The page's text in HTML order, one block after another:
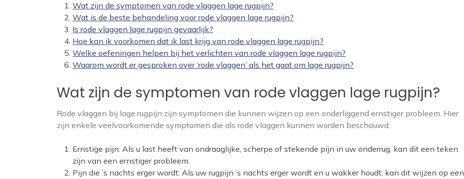
Wat zijn de symptomen van rode vlaggen lage rugpijn?
Wat is de beste behandeling voor rode vlaggen lage rugpijn?
Is rode vlaggen lage rugpijn gevaarlijk?
Hoe kan ik voorkomen dat ik last krijg van rode vlaggen lage rugpijn?
Welke oefeningen helpen bij het verlichten van rode vlaggen lage rugpijn?
Waarom wordt er gesproken over ‘rode vlaggen’ als het gaat om lage rugpijn?
Wat zijn de symptomen van rode vlaggen lage rugpijn?
Rode vlaggen bij lage rugpijn zijn symptomen die kunnen wijzen op een onderliggend ernstiger probleem. Hier
zijn enkele veelvoorkomende symptomen die als rode vlaggen kunnen worden beschouwd:
Ernstige pijn: Als u last heeft van ondraaglijke, scherpe of stekende pijn in uw onderrug, kan dit een teken
zijn van een ernstiger probleem.
Pijn die ’s nachts erger wordt: Als uw rugpijn ’s nachts erger wordt en u wakker houdt, kan dit wijzen op een